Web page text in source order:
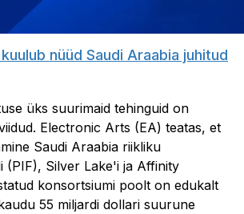
nüüd Saudi Araabia juhitud
üks suurimaid tehinguid on
Electronic Arts (EA) teatas, et
Saudi Araabia riikliku
(PIF), Silver Lake'i ja Affinity
konsortsiumi poolt on edukalt
55 miljardi dollari suurune